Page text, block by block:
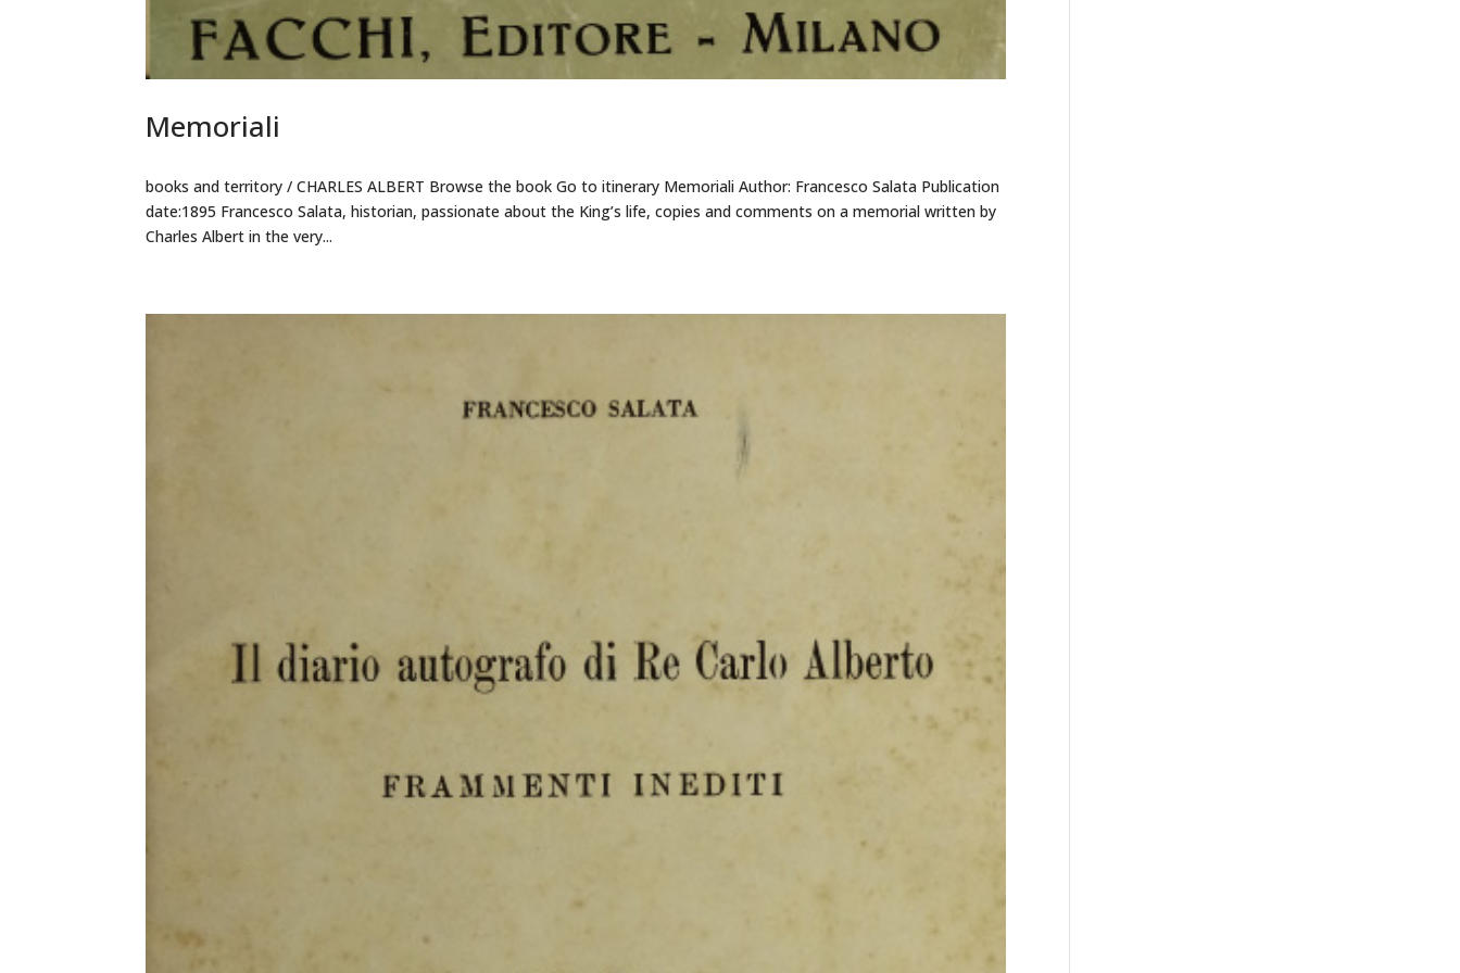
Memoriali
books and territory / CHARLES ALBERT Browse the book Go to itinerary Memoriali Author: Francesco Salata Publication
date:1895 Francesco Salata, historian, passionate about the King’s life, copies and comments on a memorial written by
Charles Albert in the very...